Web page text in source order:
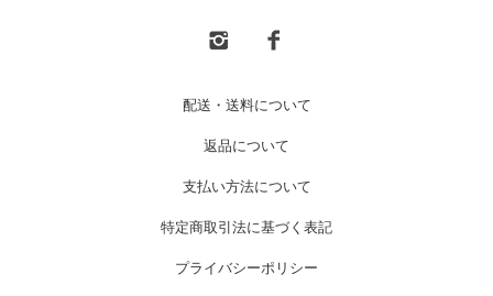
配送・送料について
返品について
支払い方法について
特定商取引法に基づく表記
プライバシーポリシー